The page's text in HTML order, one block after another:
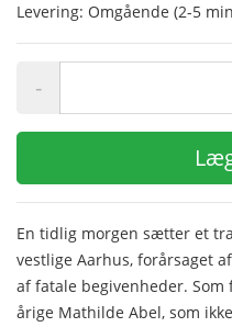
Levering: Omgående (2-5
-
En tidlig morgen sætter et
vestlige Aarhus, forårsaget
af fatale begivenheder.
årige Mathilde Abel, som